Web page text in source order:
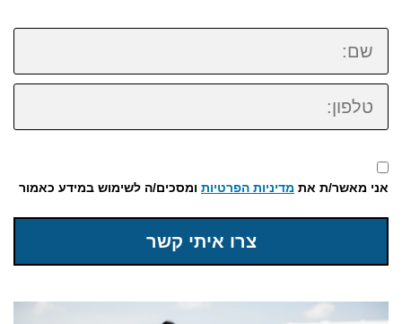
שם:
טלפון:
אני מאשר/ת את מדיניות הפרטיות ומסכים/ה לשימוש במידע כאמור
צרו איתי קשר